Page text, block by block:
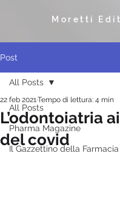
Moretti
Post
All Posts
Pharma Magazine
Il Gazzettino della Farmacia
All Posts
L’odontoiatria
del covid
22 feb 2021Tempo di lettura: 4 min